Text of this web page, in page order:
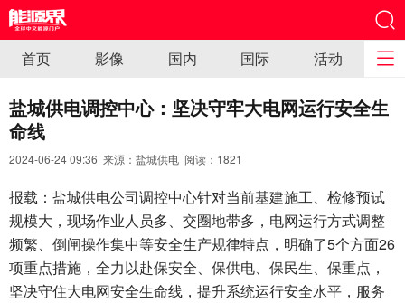
首页 影像 国内 国际 活动
盐城供电调控中心：坚决守牢大电网运行安全生
命线
2024-06-24 09:36 来源：盐城供电 阅读： 1821
​报载：盐城供电公司调控中心针对当前基建施工、检修预试
规模大，现场作业人员多、交圈地带多，电网运行方式调整
频繁、倒闸操作集中等安全生产规律特点，明确了5个方面26
项重点措施，全力以赴保安全、保供电、保民生、保重点，
坚决守住大电网安全生命线，提升系统运行安全水平，服务